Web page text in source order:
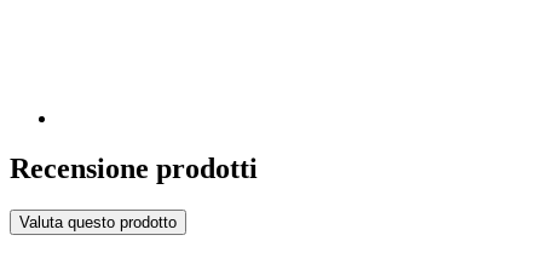
Recensione prodotti
Valuta questo prodotto